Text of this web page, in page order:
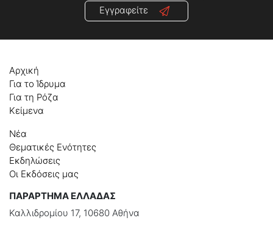
Εγγραφείτε
Αρχική
Για το Ίδρυμα
Για τη Ρόζα
Κείμενα
Νέα
Θεματικές Ενότητες
Εκδηλώσεις
Οι Εκδόσεις μας
ΠΑΡΑΡΤΗΜΑ ΕΛΛΑΔΑΣ
Καλλιδρομίου 17, 10680 Αθήνα